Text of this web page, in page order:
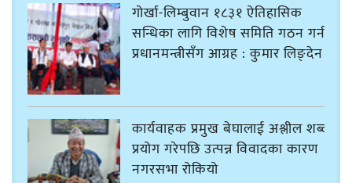
गोर्खा-लिम्बुवान १८३१ ऐतिहासिक
सन्धिका लागि विशेष समिति गठन गर्न
प्रधानमन्त्रीसँग आग्रह : कुमार लिङ्देन
कार्यवाहक प्रमुख बेघालाई अश्लील शब्द
प्रयोग गरेपछि उत्पन्न विवादका कारण
नगरसभा रोकियो